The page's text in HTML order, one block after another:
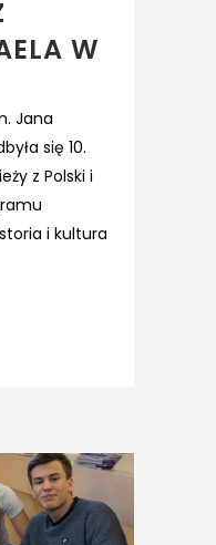
W
Jana
się 10.
z Polski i
i kultura